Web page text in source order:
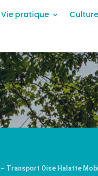
Vie pratique
– Transport Oise Halatte